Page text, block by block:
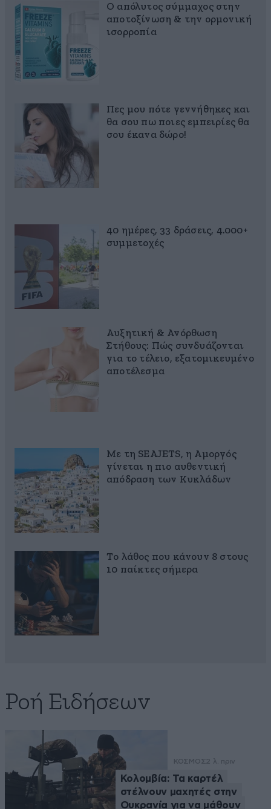
Ο απόλυτος σύμμαχος στην
αποτοξίνωση & την ορμονική
ισορροπία
Πες μου πότε γεννήθηκες και
θα σου πω ποιες εμπειρίες θα
σου έκανα δώρο!
40 ημέρες, 33 δράσεις, 4.000+
συμμετοχές
Αυξητική & Ανόρθωση
Στήθους: Πώς συνδυάζονται
για το τέλειο, εξατομικευμένο
αποτέλεσμα
Με τη SEAJETS, η Αμοργός
γίνεται η πιο αυθεντική
απόδραση των Κυκλάδων
Το λάθος που κάνουν 8 στους
10 παίκτες σήμερα
Ροή Ειδήσεων
ΚΟΣΜΟΣ2 λ. πριν
Κολομβία: Τα καρτέλ
στέλνουν μαχητές στην
Ουκρανία για να μάθουν